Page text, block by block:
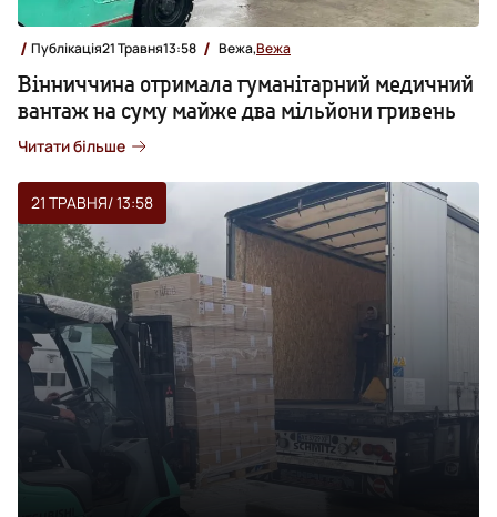
Публікація21 Травня13:58 Вежа,Вежа
Вінниччина отримала гуманітарний медичний
вантаж на суму майже два мільйони гривень
Читати більше
21 ТРАВНЯ/ 13:58